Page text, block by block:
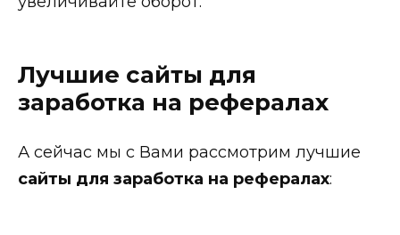
Лучшие сайты для
заработка на рефералах
А сейчас мы с Вами рассмотрим лучшие
сайты для заработка на рефералах: